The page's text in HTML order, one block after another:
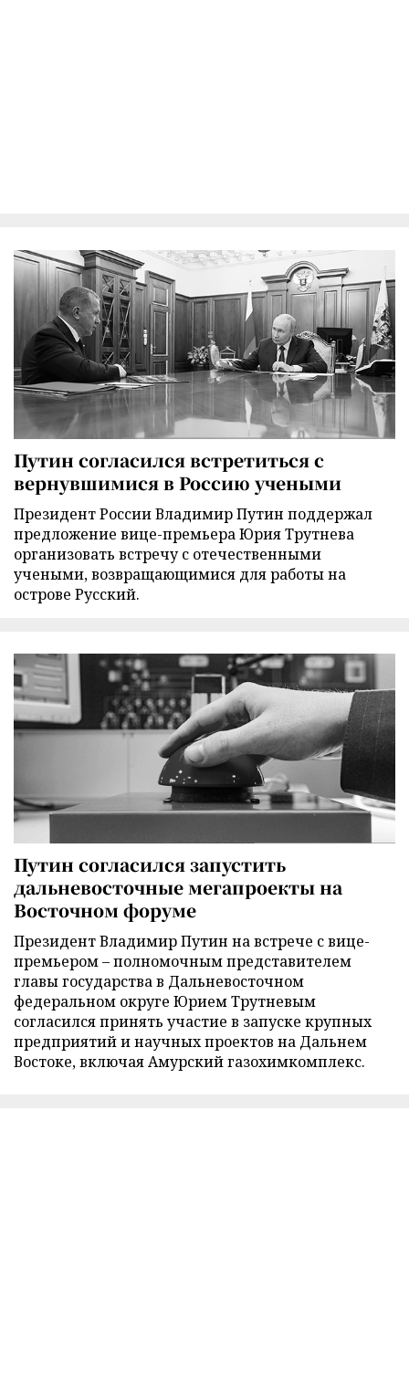
Путин согласился встретиться с
вернувшимися в Россию учеными
Президент России Владимир Путин поддержал
предложение вице-премьера Юрия Трутнева
организовать встречу с отечественными
учеными, возвращающимися для работы на
острове Русский.
Путин согласился запустить
дальневосточные мегапроекты на
Восточном форуме
Президент Владимир Путин на встрече с вице-
премьером – полномочным представителем
главы государства в Дальневосточном
федеральном округе Юрием Трутневым
согласился принять участие в запуске крупных
предприятий и научных проектов на Дальнем
Востоке, включая Амурский газохимкомплекс.